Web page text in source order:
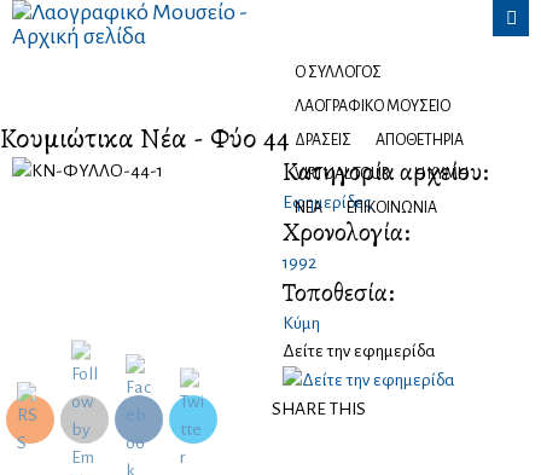

Ο ΣΎΛΛΟΓΟΣ
ΛΑΟΓΡΑΦΙΚΌ ΜΟΥΣΕΊΟ
ΔΡΆΣΕΙΣ
ΑΠΟΘΕΤΉΡΙΑ
VIRTUAL TOUR
Η ΚΎΜΗ
ΝΈΑ
ΕΠΙΚΟΙΝΩΝΊΑ
Ψηφιακό αποθετήριο
Κουμιώτικα Νέα - Φύλλο 44
Κατηγορία αρχείου:
Εφημερίδες
Χρονολογία:
1992
Τοποθεσία:
Κύμη
Δείτε την εφημερίδα
SHARE THIS